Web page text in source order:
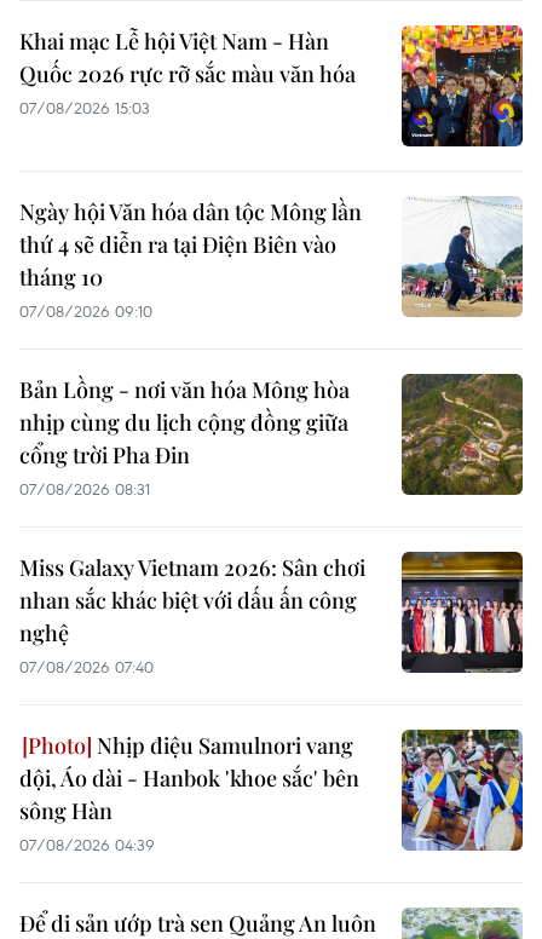
Khai mạc Lễ hội Việt Nam - Hàn
Quốc 2026 rực rỡ sắc màu văn hóa
07/08/2026 15:03
Ngày hội Văn hóa dân tộc Mông lần
thứ 4 sẽ diễn ra tại Điện Biên vào
tháng 10
07/08/2026 09:10
Bản Lồng - nơi văn hóa Mông hòa
nhịp cùng du lịch cộng đồng giữa
cổng trời Pha Đin
07/08/2026 08:31
Miss Galaxy Vietnam 2026: Sân chơi
nhan sắc khác biệt với dấu ấn công
nghệ
07/08/2026 07:40
Nhịp điệu Samulnori vang
dội, Áo dài - Hanbok 'khoe sắc' bên
sông Hàn
07/08/2026 04:39
Để di sản ướp trà sen Quảng An luôn